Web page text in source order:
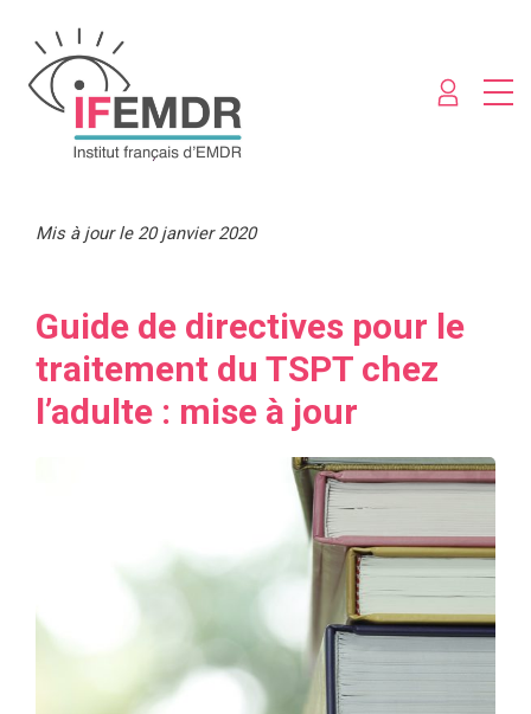
Guide de directives pour le
traitement du TSPT chez
l’adulte : mise à jour
Mis à jour le 20 janvier 2020